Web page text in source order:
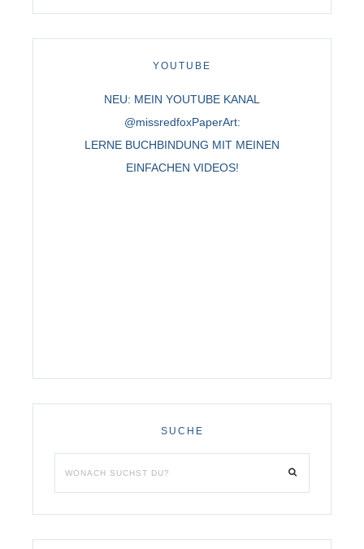
YOUTUBE
NEU: MEIN YOUTUBE KANAL
@missredfoxPaperArt:
LERNE BUCHBINDUNG MIT MEINEN
EINFACHEN VIDEOS!
SUCHE